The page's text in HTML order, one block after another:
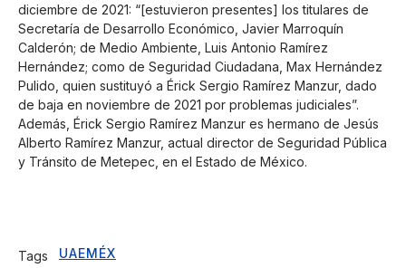
diciembre de 2021: “[estuvieron presentes] los titulares de
Secretaría de Desarrollo Económico, Javier Marroquín
Calderón; de Medio Ambiente, Luis Antonio Ramírez
Hernández; como de Seguridad Ciudadana, Max Hernández
Pulido, quien sustituyó a Érick Sergio Ramírez Manzur, dado
de baja en noviembre de 2021 por problemas judiciales”.
Además, Érick Sergio Ramírez Manzur es hermano de Jesús
Alberto Ramírez Manzur, actual director de Seguridad Pública
y Tránsito de Metepec, en el Estado de México.
Tags UAEMÉX